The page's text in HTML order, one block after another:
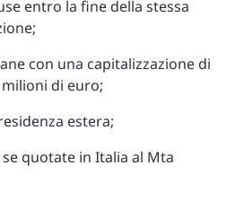
entro la fine della stessa
con una capitalizzazione di
di euro;
estera;
quotate in Italia al Mta